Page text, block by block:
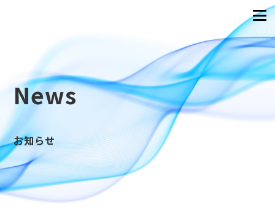
News
お知らせ